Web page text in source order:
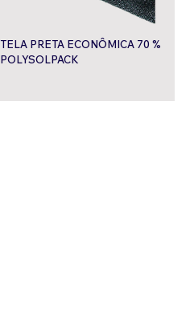
TELA PRETA ECONÔMICA 70 %
POLYSOLPACK